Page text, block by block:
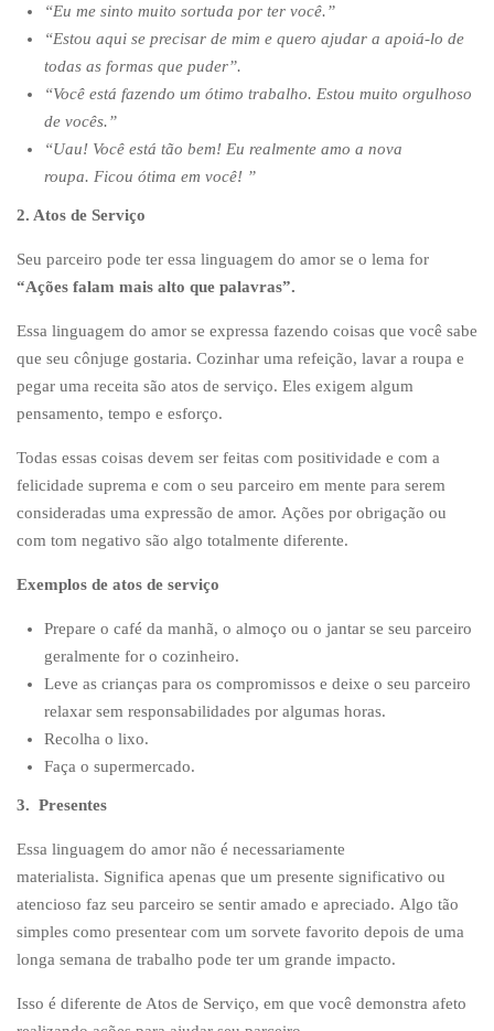
“Eu me sinto muito sortuda por ter você.”
“Estou aqui se precisar de mim e quero ajudar a apoiá-lo de
todas as formas que puder”.
“Você está fazendo um ótimo trabalho. Estou muito orgulhoso
de vocês.”
“Uau! Você está tão bem! Eu realmente amo a nova
roupa. Ficou ótima em você! ”
2. Atos de Serviço
Seu parceiro pode ter essa linguagem do amor se o lema for
“Ações falam mais alto que palavras”.
Essa linguagem do amor se expressa fazendo coisas que você sabe
que seu cônjuge gostaria. Cozinhar uma refeição, lavar a roupa e
pegar uma receita são atos de serviço. Eles exigem algum
pensamento, tempo e esforço.
Todas essas coisas devem ser feitas com positividade e com a
felicidade suprema e com o seu parceiro em mente para serem
consideradas uma expressão de amor. Ações por obrigação ou
com tom negativo são algo totalmente diferente.
Exemplos de atos de serviço
Prepare o café da manhã, o almoço ou o jantar se seu parceiro
geralmente for o cozinheiro.
Leve as crianças para os compromissos e deixe o seu parceiro
relaxar sem responsabilidades por algumas horas.
Recolha o lixo.
Faça o supermercado.
3. Presentes
Essa linguagem do amor não é necessariamente
materialista. Significa apenas que um presente significativo ou
atencioso faz seu parceiro se sentir amado e apreciado. Algo tão
simples como presentear com um sorvete favorito depois de uma
longa semana de trabalho pode ter um grande impacto.
Isso é diferente de Atos de Serviço, em que você demonstra afeto